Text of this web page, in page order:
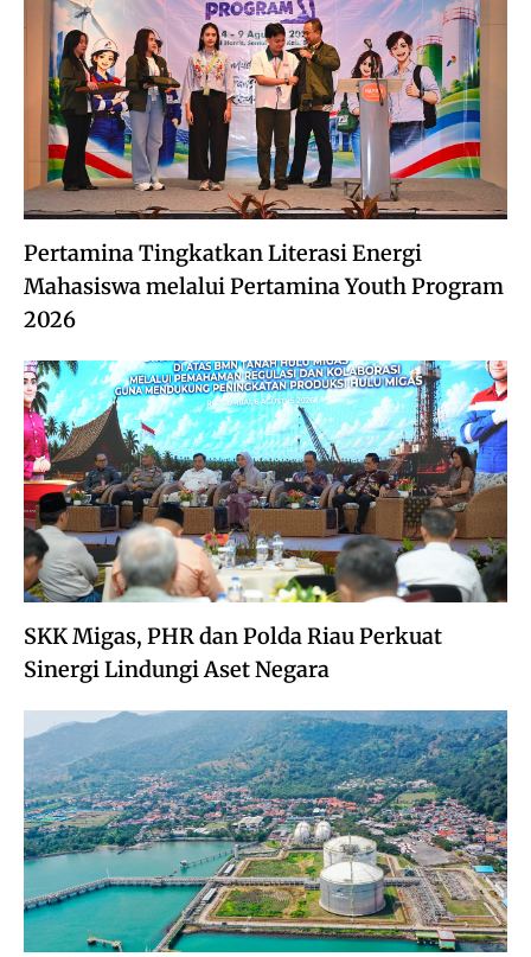
Pertamina Tingkatkan Literasi Energi
Mahasiswa melalui Pertamina Youth Program
2026
SKK Migas, PHR dan Polda Riau Perkuat
Sinergi Lindungi Aset Negara